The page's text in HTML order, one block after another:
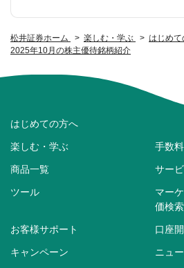
松井証券ホーム 楽しむ・学ぶ
はじめて
2025年10月の株主優待銘柄紹介
はじめての方へ
楽しむ・学ぶ 手数料
商品一覧 サー
ツール
マー
価検
お客様サポート 口座
キャンペーン ニュ